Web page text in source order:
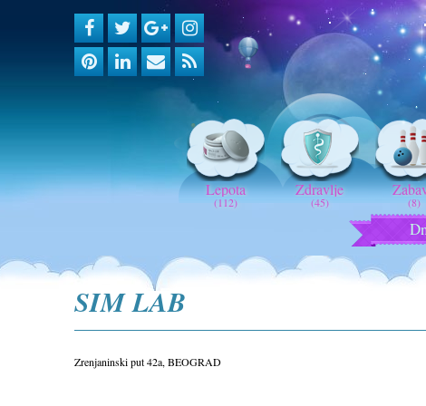
Lepota
(112)
Zdravlje
(45) (8)
SIM LAB
Zrenjaninski put 42a, BEOGRAD